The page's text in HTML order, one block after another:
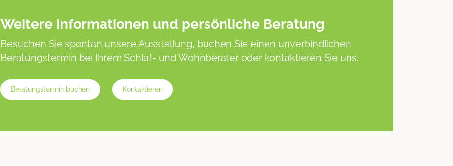
Weitere Informationen und persönliche Beratung
Besuchen Sie spontan unsere Ausstellung, buchen Sie einen unverbindlichen
Beratungstermin bei Ihrem Schlaf- und Wohnberater oder kontaktieren Sie uns.
Beratungstermin buchen Kontaktieren